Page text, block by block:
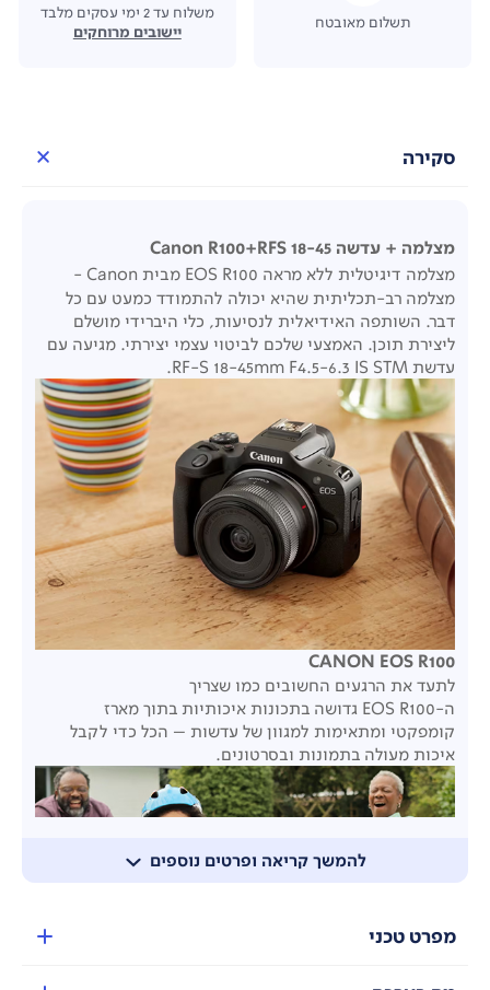
תשלום מאובטח
משלוח עד 2 ימי עסקים מלבד
יישובים מרוחקים
סקירה
להמשך קריאה ופרטים נוספים
מצלמה + עדשה Canon R100+RFS 18-45
מצלמה דיגיטלית ללא מראה EOS R100 מבית Canon -
מצלמה רב-תכליתית שהיא יכולה להתמודד כמעט עם כל
דבר. השותפה האידיאלית לנסיעות, כלי היברידי מושלם
ליצירת תוכן. האמצעי שלכם לביטוי עצמי יצירתי. מגיעה עם
עדשת RF-S 18-45mm F4.5-6.3 IS STM.
CANON EOS R100
לתעד את הרגעים החשובים כמו שצריך
ה-EOS R100 גדושה בתכונות איכותיות בתוך מארז
קומפקטי ומתאימות למגוון של עדשות – הכל כדי לקבל
איכות מעולה בתמונות ובסרטונים.
מפרט טכני